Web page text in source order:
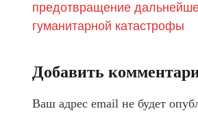
предотвращение
гуманитарной катастрофы
Добавить
Ваш адрес email не будет